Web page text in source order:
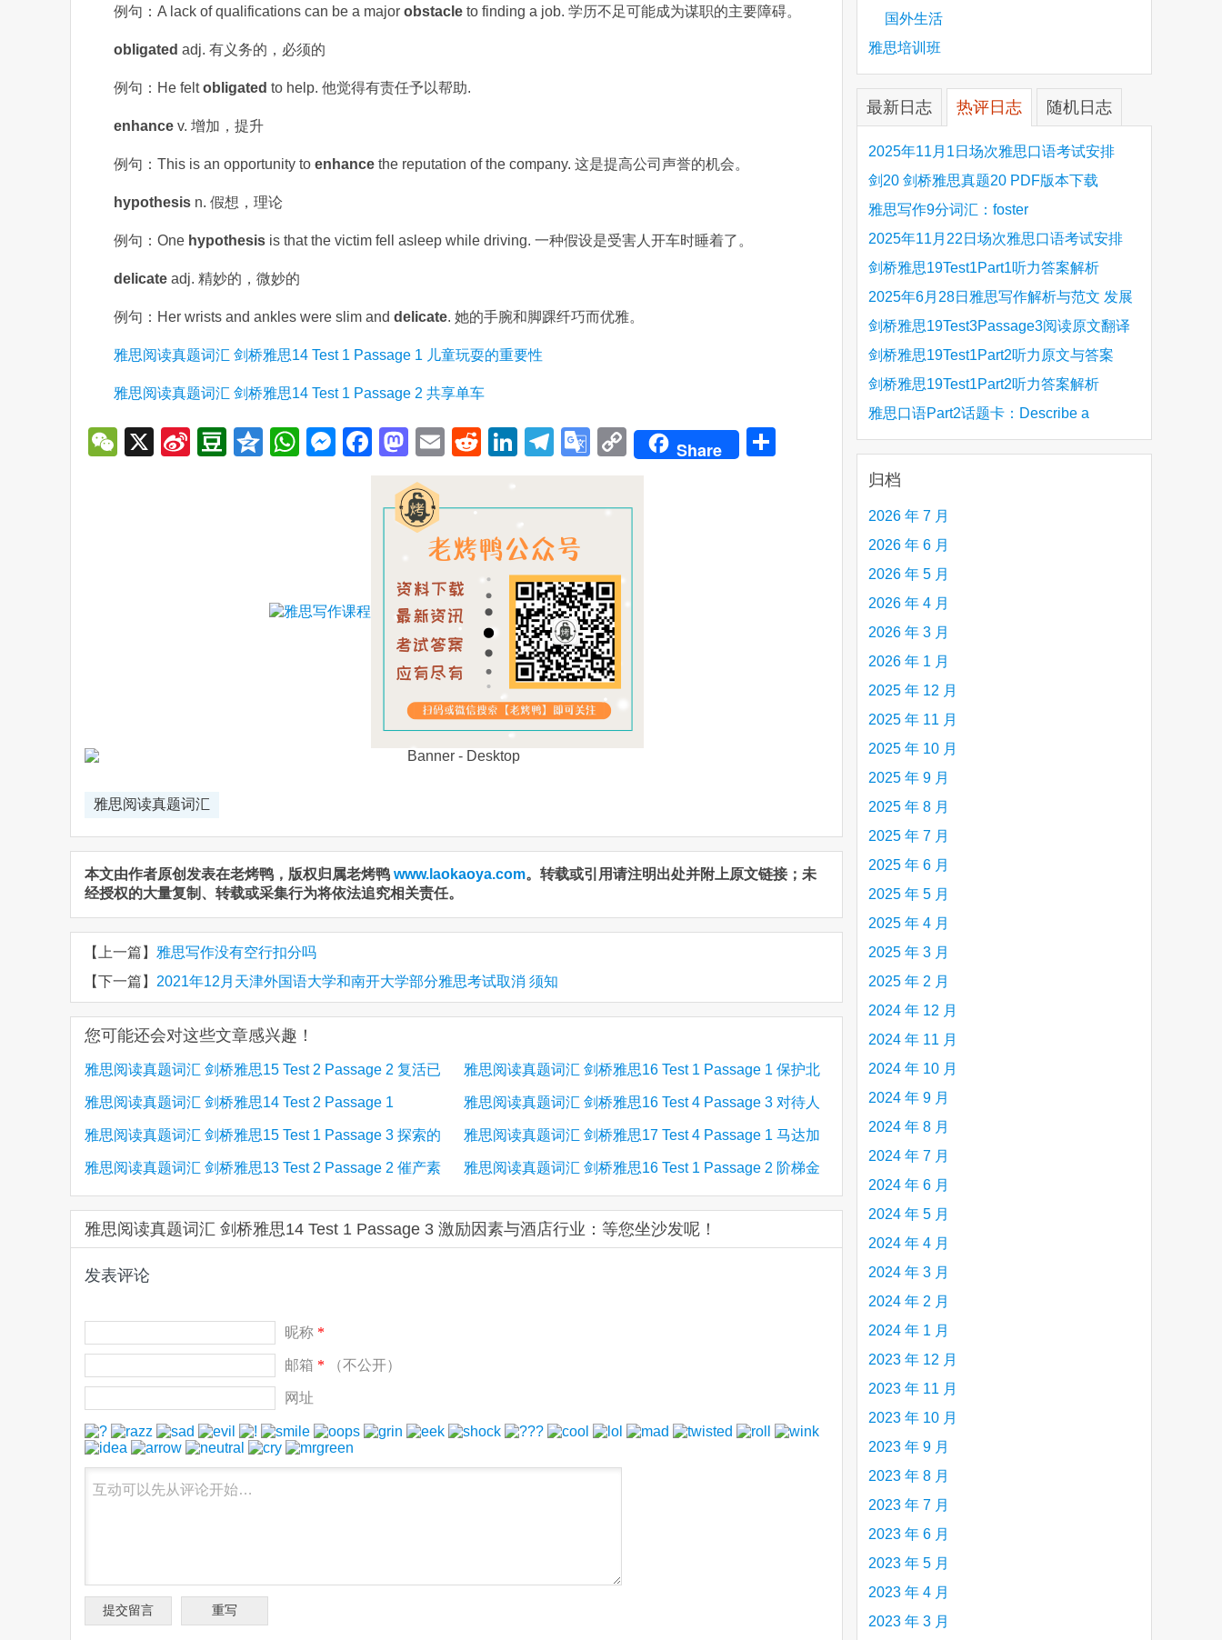
例句：A lack of qualifications can be a major obstacle to finding a job. 学历不足可能成为谋职的主要障碍。
obligated adj. 有义务的，必须的
例句：He feltobligated to help. 他觉得有责任予以帮助.
enhance v. 增加，提升
例句：This is an opportunity to enhance the reputation of the company. 这是提高公司声誉的机会。
hypothesis n. 假想，理论
例句：One hypothesis is that the victim fell asleep while driving. 一种假设是受害人开车时睡着了。
delicate adj. 精妙的，微妙的
例句：Her wrists and ankles were slim and delicate. 她的手腕和脚踝纤巧而优雅。
雅思阅读真题词汇 剑桥雅思14 Test 1 Passage 1 儿童玩耍的重要性
雅思阅读真题词汇 剑桥雅思14 Test 1 Passage 2 共享单车
WeChat
X
SinaDouban
QzoneWhatsApp
Messenger
Facebook
Mastodon
EmailRedditLinkedIn
Telegram
Google
CopyShare
雅思阅读真题词汇
本文由作者原创发表在老烤鸭，版权归属老烤鸭 www.laokaoya.com。转载或引用请注明出处并附上原文链接；未
经授权的大量复制、转载或采集行为将依法追究相关责任。
【上一篇】 雅思写作没有空行扣分吗
【下一篇】 2021年12月天津外国语大学和南开大学部分雅思考试取消 须知
您可能还会对这些文章感兴趣！
雅思阅读真题词汇 剑桥雅思15 Test 2 Passage 2 复活已
灭绝的物种(1)
雅思阅读真题词汇 剑桥雅思16 Test 1 Passage 1 保护北
极熊
雅思阅读真题词汇 剑桥雅思14 Test 2 Passage 1
Alexander Henderson
雅思阅读真题词汇 剑桥雅思16 Test 4 Passage 3 对待人
工智能的态度
雅思阅读真题词汇 剑桥雅思15 Test 1 Passage 3 探索的
本质
雅思阅读真题词汇 剑桥雅思17 Test 4 Passage 1 马达加
斯加蝙蝠
雅思阅读真题词汇 剑桥雅思13 Test 2 Passage 2 催产素 雅思阅读真题词汇 剑桥雅思16 Test 1 Passage 2 阶梯金
雅思阅读真题词汇 剑桥雅思14 Test 1 Passage 3 激励因素与酒店行业：等您坐沙发呢！
发表评论
昵称 *
邮箱 * （不公开）
网址
国外生活
雅思培训班
最新日志 热评日志 随机日志
2025年11月1日场次雅思口语考试安排
剑20 剑桥雅思真题20 PDF版本下载
雅思写作9分词汇：foster
2025年11月22日场次雅思口语考试安排
剑桥雅思19Test1Part1听力答案解析
Hinchingbrooke Country Park
2025年6月28日雅思写作解析与范文 发展
旅游业 手把手带你写高分范文
剑桥雅思19Test3Passage3阅读原文翻译
Is the era of artificial speech translation
upon us 人工智能语言翻译
剑桥雅思19Test1Part2听力原文与答案
Stanthorpe Twinning Association
剑桥雅思19Test1Part2听力答案解析
Stanthorpe Twinning Association
雅思口语Part2话题卡：Describe a
creative person (e.g. an artist, a musician,
etc.) you admire 钦佩的有创造力的人
归档
2026 年 7 月
2026 年 6 月
2026 年 5 月
2026 年 4 月
2026 年 3 月
2026 年 1 月
2025 年 12 月
2025 年 11 月
2025 年 10 月
2025 年 9 月
2025 年 8 月
2025 年 7 月
2025 年 6 月
2025 年 5 月
2025 年 4 月
2025 年 3 月
2025 年 2 月
2024 年 12 月
2024 年 11 月
2024 年 10 月
2024 年 9 月
2024 年 8 月
2024 年 7 月
2024 年 6 月
2024 年 5 月
2024 年 4 月
2024 年 3 月
2024 年 2 月
2024 年 1 月
2023 年 12 月
2023 年 11 月
2023 年 10 月
2023 年 9 月
2023 年 8 月
2023 年 7 月
2023 年 6 月
2023 年 5 月
2023 年 4 月
2023 年 3 月